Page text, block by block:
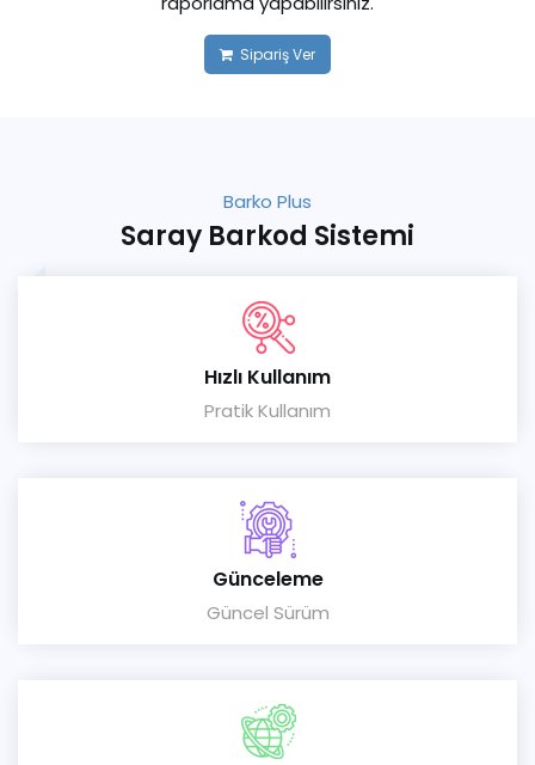
Sipariş Ver
Barko Plus
Saray Barkod Sistemi
Hızlı Kullanım
Pratik Kullanım
Günceleme
Güncel Sürüm